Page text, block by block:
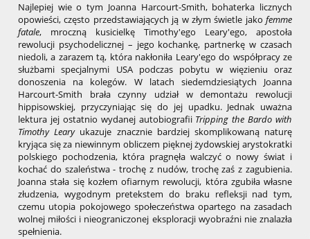
Najlepiej wie o tym Joanna Harcourt-Smith, bohaterka licznych
opowieści, często przedstawiających ją w złym świetle jako femme
fatale, mroczną kusicielkę Timothy'ego Leary'ego, apostoła
rewolucji psychodelicznej – jego kochankę, partnerkę w czasach
niedoli, a zarazem tą, która nakłoniła Leary'ego do współpracy ze
służbami specjalnymi USA podczas pobytu w więzieniu oraz
donoszenia na kolegów. W latach siedemdziesiątych Joanna
Harcourt-Smith brała czynny udział w demontażu rewolucji
hippisowskiej, przyczyniając się do jej upadku. Jednak uważna
lektura jej ostatnio wydanej autobiografii Tripping the Bardo with
Timothy Learyukazuje znacznie bardziej skomplikowaną naturę
kryjąca się za niewinnym obliczem pięknej żydowskiej arystokratki
polskiego pochodzenia, która pragnęła walczyć o nowy świat i
kochać do szaleństwa - trochę z nudów, trochę zaś z zagubienia.
Joanna stała się kozłem ofiarnym rewolucji, która zgubiła własne
złudzenia, wygodnym pretekstem do braku refleksji nad tym,
czemu utopia pokojowego społeczeństwa opartego na zasadach
wolnej miłości i nieograniczonej eksploracji wyobraźni nie znalazła
spełnienia.